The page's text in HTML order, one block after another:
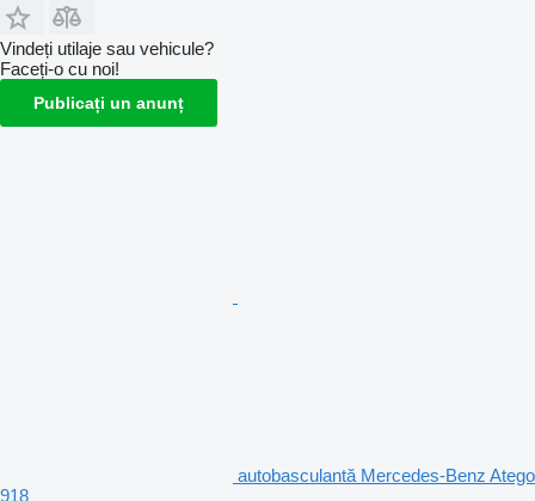
Vindeți utilaje sau vehicule?
Faceți-o cu noi!
Publicați un anunț
autobasculantă Mercedes-Benz Atego
918